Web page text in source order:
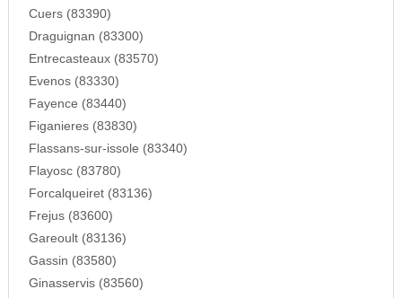
Cuers (83390)
Draguignan (83300)
Entrecasteaux (83570)
Evenos (83330)
Fayence (83440)
Figanieres (83830)
Flassans-sur-issole (83340)
Flayosc (83780)
Forcalqueiret (83136)
Frejus (83600)
Gareoult (83136)
Gassin (83580)
Ginasservis (83560)